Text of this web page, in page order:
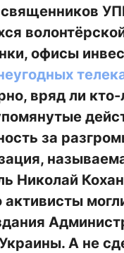
офисы
вряд ли
за
Николай
активисты
А не